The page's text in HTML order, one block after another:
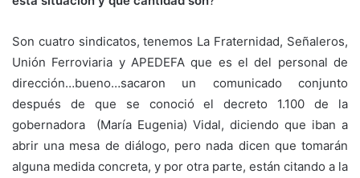
Son cuatro sindicatos, tenemos La Fraternidad, Señaleros,
Unión Ferroviaria y APEDEFA que es el del personal de
dirección…bueno…sacaron un comunicado conjunto
después de que se conoció el decreto 1.100 de la
gobernadora (María Eugenia) Vidal, diciendo que iban a
abrir una mesa de diálogo, pero nada dicen que tomarán
alguna medida concreta, y por otra parte, están citando a la